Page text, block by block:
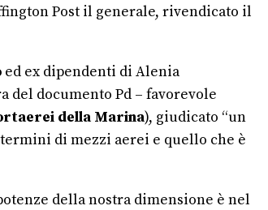
Post il generale, rivendicato il
ed ex dipendenti di Alenia
del documento Pd – favorevole
della Marina), giudicato “un
di mezzi aerei e quello che è
della nostra dimensione è nel